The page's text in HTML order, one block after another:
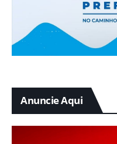
Anuncie Aqui